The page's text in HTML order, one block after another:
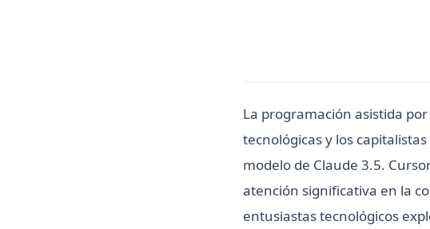
La programación asistida
tecnológicas y los
modelo de Claude 3.5.
atención significativa en la
entusiastas tecnológicos